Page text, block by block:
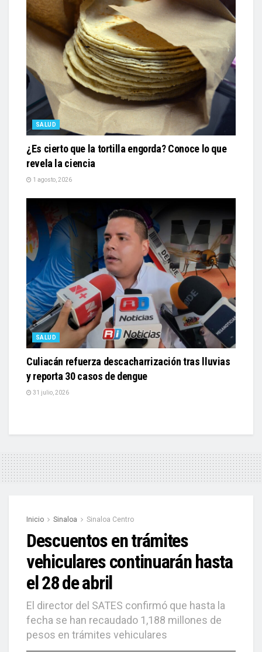
SALUD
¿Es cierto que la tortilla engorda? Conoce lo que
revela la ciencia
1 agosto, 2026
SALUD
Culiacán refuerza descacharrización tras lluvias
y reporta 30 casos de dengue
31 julio, 2026
Inicio Sinaloa Sinaloa Centro
Descuentos en trámites
vehiculares continuarán hasta
el 28 de abril
El director del SATES confirmó que hasta la
fecha se han recaudado 1,188 millones de
pesos en trámites vehiculares